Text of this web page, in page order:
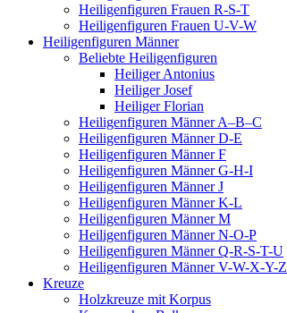
Heiligenfiguren Frauen R-S-T
Heiligenfiguren Frauen U-V-W
Heiligenfiguren Männer
Beliebte Heiligenfiguren
Heiliger Antonius
Heiliger Josef
Heiliger Florian
Heiligenfiguren Männer A–B–C
Heiligenfiguren Männer D-E
Heiligenfiguren Männer F
Heiligenfiguren Männer G-H-I
Heiligenfiguren Männer J
Heiligenfiguren Männer K-L
Heiligenfiguren Männer M
Heiligenfiguren Männer N-O-P
Heiligenfiguren Männer Q-R-S-T-U
Heiligenfiguren Männer V-W-X-Y-Z
Kreuze
Holzkreuze mit Korpus